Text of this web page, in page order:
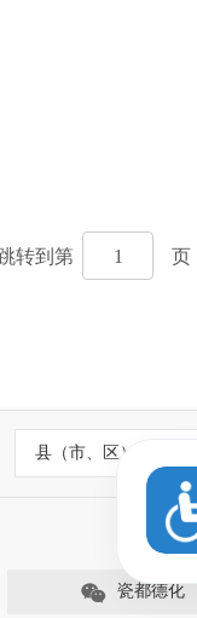
转到第 页
县（市、区）政府网站
瓷都德化